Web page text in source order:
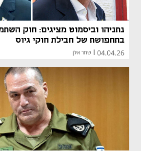
נתניהו וביסמוט מציגים: חוק
בתחפושת של חבילת חוקי גיוס
04.04.26 שחר אילן